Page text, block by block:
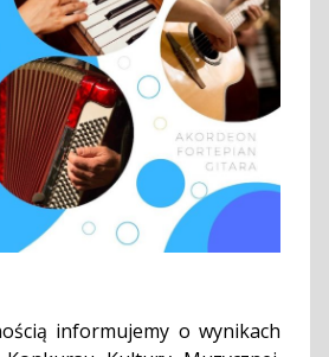
informujemy o wynikach